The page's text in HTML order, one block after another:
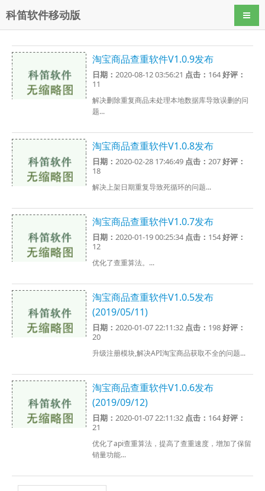
科笛软件移动版 导航
淘宝商品查重软件V1.0.9发布
日期：2020-08-12 03:56:21 点击： 164好评：
11
解决删除重复商品未处理本地数据库导致误删的问
题...
淘宝商品查重软件V1.0.8发布
日期：2020-02-28 17:46:49 点击：207好评：
18
解决上架日期重复导致死循环的问题...
淘宝商品查重软件V1.0.7发布
日期：2020-01-19 00:25:34 点击： 154好评：
12
优化了查重算法。...
淘宝商品查重软件V1.0.5发布
(2019/05/11)
日期：2020-01-07 22:11:32 点击： 198好评：
20
升级注册模块,解决API淘宝商品获取不全的问题...
淘宝商品查重软件V1.0.6发布
(2019/09/12)
日期：2020-01-07 22:11:32 点击： 164好评：
21
优化了api查重算法，提高了查重速度，增加了保留
销量功能...